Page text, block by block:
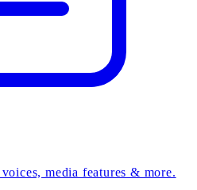
media features & more.